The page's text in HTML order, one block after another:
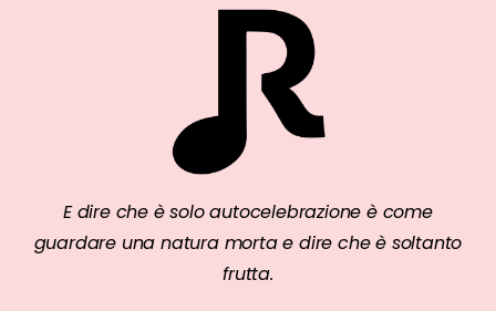
E dire che è solo autocelebrazione è come
guardare una natura morta e dire che è soltanto
frutta.